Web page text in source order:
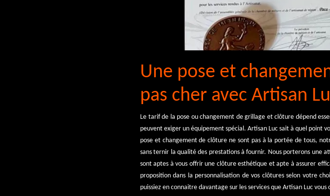
Une pose et
pas cher avec Artisan
Le tarif de la pose ou changement de grillage et clôture dépend
peuvent exiger un équipement spécial. Artisan Luc sait à quel point
pose et changement de clôture ne sont pas à la portée de tous,
sans ternir la qualité des prestations à fournir. Nous porterons une
sont aptes à vous offrir une clôture esthétique et apte à assurer
proposition dans la personnalisation de vos clôtures selon votre
puissiez en connaitre davantage sur les services que Artisan Luc vous